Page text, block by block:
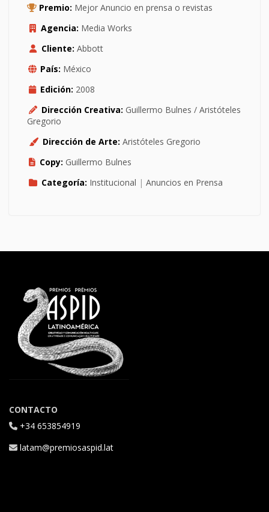
Premio: Mejor Anuncio en prensa o revistas
Agencia: Media Works
Cliente: Abbott
País: México
Edición: 2008
Dirección Creativa: Guillermo Bulnes / Aristóteles
Gregorio
Dirección de Arte: Aristóteles Gregorio
Copy: Guillermo Bulnes
Categoría: Institucional | Anuncios en Prensa
CONTACTO
+34 653854919
latam@premiosaspid.lat